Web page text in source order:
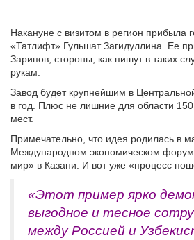
Накануне с визитом в регион прибыла
«Татлифт» Гульшат Загидуллина. Ее
Зарипов, стороны, как пишут в таких
рукам.
Завод будет крупнейшим в
в год. Плюс не лишние для области
мест.
Примечательно, что идея родилась в
Международном экономическом
мир» в Казани. И вот уже «процесс
«Этот пример ярко
выгодное и тесное
между Россией и